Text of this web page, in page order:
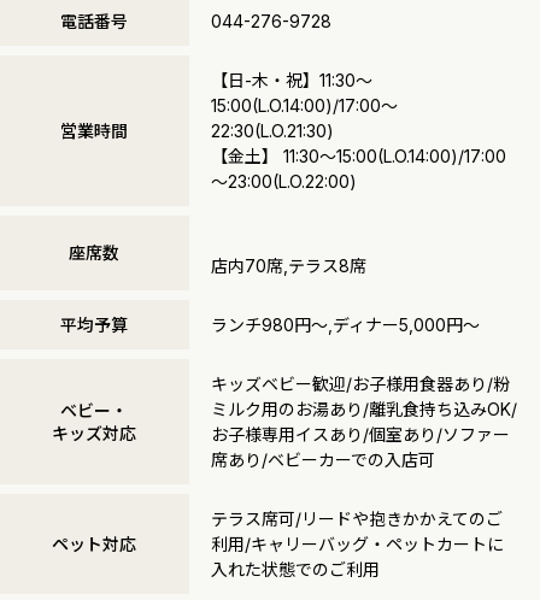
電話番号 044-276-9728
営業時間
【日-木・祝】11:30～
15:00(L.O.14:00)/17:00～
22:30(L.O.21:30)
【金土】 11:30～15:00(L.O.14:00)/17:00
～23:00(L.O.22:00)
座席数
店内70席,テラス8席
平均予算 ランチ980円～,ディナー5,000円～
ベビー・
キッズ対応
キッズベビー歓迎/お子様用食器あり/粉
ミルク用のお湯あり/離乳食持ち込みOK/
お子様専用イスあり/個室あり/ソファー
席あり/ベビーカーでの入店可
ペット対応
テラス席可/リードや抱きかかえてのご
利用/キャリーバッグ・ペットカートに
入れた状態でのご利用